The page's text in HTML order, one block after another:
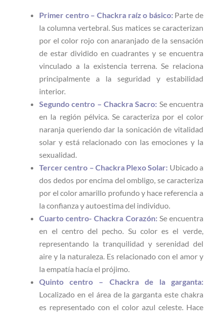
Primer centro – Chackra raíz o básico: Parte de
la columna vertebral. Sus matices se caracterizan
por el color rojo con anaranjado de la sensación
de estar dividido en cuadrantes y se encuentra
vinculado a la existencia terrena. Se relaciona
principalmente a la seguridad y estabilidad
interior.
Segundo centro – Chackra Sacro: Se encuentra
en la región pélvica. Se caracteriza por el color
naranja queriendo dar la sonicación de vitalidad
solar y está relacionado con las emociones y la
sexualidad.
Tercer centro – Chackra Plexo Solar: Ubicado a
dos dedos por encima del ombligo, se caracteriza
por el color amarillo profundo y hace referencia a
la confianza y autoestima del individuo.
Cuarto centro- Chackra Corazón: Se encuentra
en el centro del pecho. Su color es el verde,
representando la tranquilidad y serenidad del
aire y la naturaleza. Es relacionado con el amor y
la empatía hacía el prójimo.
Quinto centro – Chackra de la garganta:
Localizado en el área de la garganta este chakra
es representado con el color azul celeste. Hace